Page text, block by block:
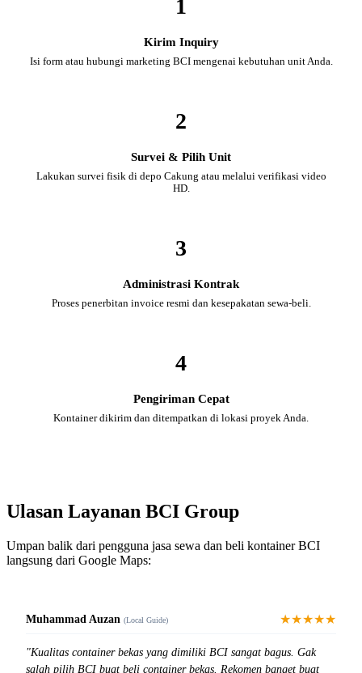
1
Kirim Inquiry
Isi form atau hubungi marketing BCI mengenai kebutuhan unit Anda.
2
Survei & Pilih Unit
Lakukan survei fisik di depo Cakung atau melalui verifikasi video
HD.
3
Administrasi Kontrak
Proses penerbitan invoice resmi dan kesepakatan sewa-beli.
4
Pengiriman Cepat
Kontainer dikirim dan ditempatkan di lokasi proyek Anda.
Ulasan Layanan BCI Group
Umpan balik dari pengguna jasa sewa dan beli kontainer BCI
langsung dari Google Maps:
Muhammad Auzan (Local Guide) ★★★★★
"Kualitas container bekas yang dimiliki BCI sangat bagus. Gak
salah pilih BCI buat beli container bekas. Rekomen banget buat